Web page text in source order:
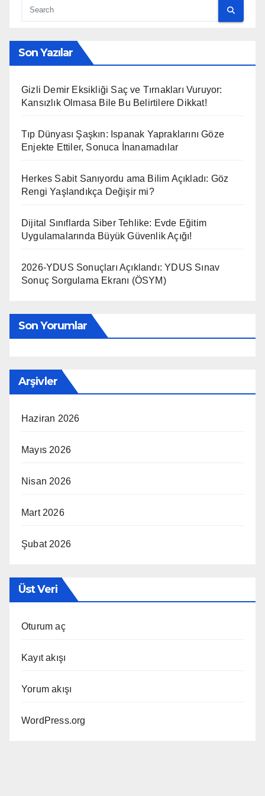
Son Yazılar
Gizli Demir Eksikliği Saç ve Tırnakları Vuruyor:
Kansızlık Olmasa Bile Bu Belirtilere Dikkat!
Tıp Dünyası Şaşkın: Ispanak Yapraklarını Göze
Enjekte Ettiler, Sonuca İnanamadılar
Herkes Sabit Sanıyordu ama Bilim Açıkladı: Göz
Rengi Yaşlandıkça Değişir mi?
Dijital Sınıflarda Siber Tehlike: Evde Eğitim
Uygulamalarında Büyük Güvenlik Açığı!
2026-YDUS Sonuçları Açıklandı: YDUS Sınav
Sonuç Sorgulama Ekranı (ÖSYM)
Son Yorumlar
Arşivler
Haziran 2026
Mayıs 2026
Nisan 2026
Mart 2026
Şubat 2026
Üst Veri
Oturum aç
Kayıt akışı
Yorum akışı
WordPress.org